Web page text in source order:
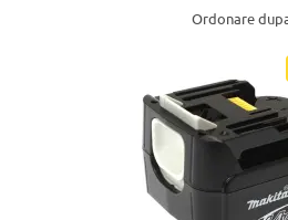
Ordonare